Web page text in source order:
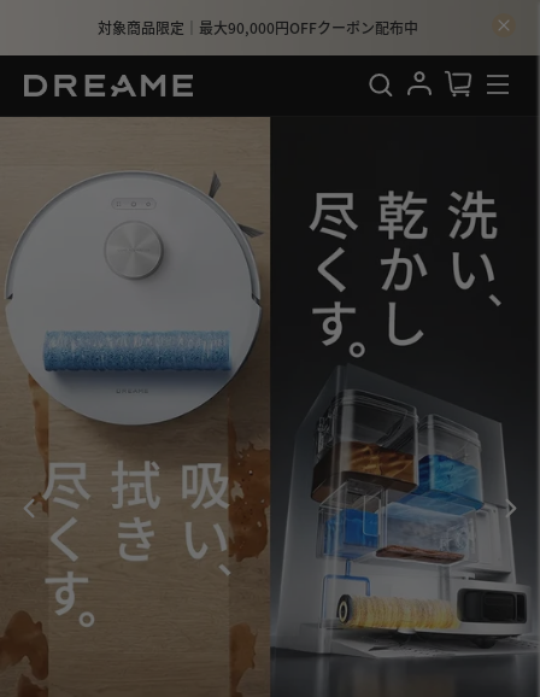
Dreame Japan公式|ロボ
対象商品限定｜最大90,000円OFFクーポン配布中
検索 ログイン
カート